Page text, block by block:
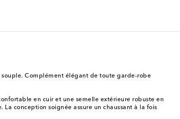
Complément élégant de toute garde-robe
en cuir et une semelle extérieure robuste en
conception soignée assure un chaussant à la fois